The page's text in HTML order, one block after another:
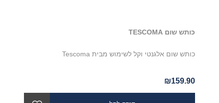
כותש שום TESCOMA
כותש שום אלגנטי וקל לשימוש מבית Tescoma
₪159.90